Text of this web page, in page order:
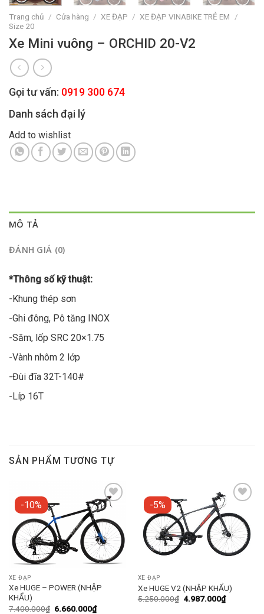
Trang chủ / Cửa hàng / XE ĐẠP / XE ĐẠP VINABIKE TRẺ EM
/
Size 20
Xe Mini vuông – ORCHID 20-V2
Gọi tư vấn: 0919 300 674
Danh sách đại lý
Add to wishlist
MÔ TẢ
ĐÁNH GIÁ (0)
*Thông số kỹ thuật:
-Khung thép sơn
-Ghi đông, Pô tăng INOX
-Săm, lốp SRC 20×1.75
-Vành nhôm 2 lớp
-Đùi đĩa 32T-140#
-Líp 16T
SẢN PHẨM TƯƠNG TỰ
-10%
Add to
wishlist
XE ĐẠP
Xe HUGE – POWER (NHẬP
KHẨU)
7.400.000₫ 6.660.000₫
-5%
wishlist
XE ĐẠP
Xe HUGE V2 (NHẬP KHẨU)
5.250.000₫ 4.987.000₫